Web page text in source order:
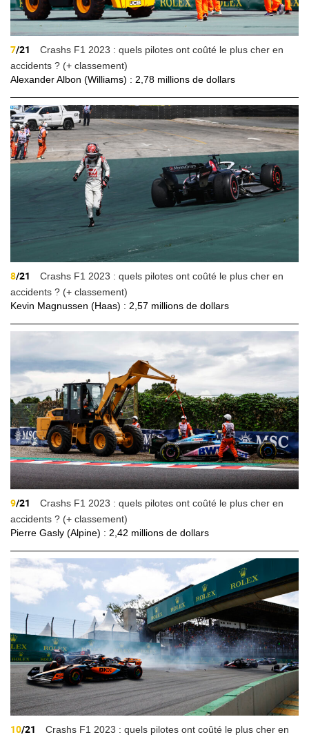
7/21
Crashs F1 2023 : quels pilotes ont coûté le plus cher en
accidents ? (+ classement)
Alexander Albon (Williams) : 2,78 millions de dollars
8/21
Crashs F1 2023 : quels pilotes ont coûté le plus cher en
accidents ? (+ classement)
Kevin Magnussen (Haas) : 2,57 millions de dollars
9/21
Crashs F1 2023 : quels pilotes ont coûté le plus cher en
accidents ? (+ classement)
Pierre Gasly (Alpine) : 2,42 millions de dollars
10/21
Crashs F1 2023 : quels pilotes ont coûté le plus cher en